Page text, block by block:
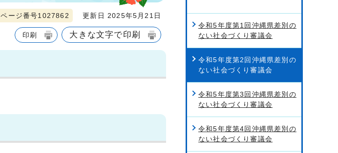
ページ番号1027862 更新日 2025年5月21日
印刷 大きな文字で印刷
令和5年度第1回沖縄県差別の
ない社会づくり審議会
令和5年度第2回沖縄県差別の
ない社会づくり審議会
令和5年度第3回沖縄県差別の
ない社会づくり審議会
令和5年度第4回沖縄県差別の
ない社会づくり審議会